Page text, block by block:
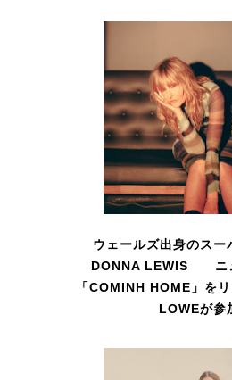
ウェールズ出身のスー
DONNA LEWIS ニ
「COMINH HOME」を
LOWEが参